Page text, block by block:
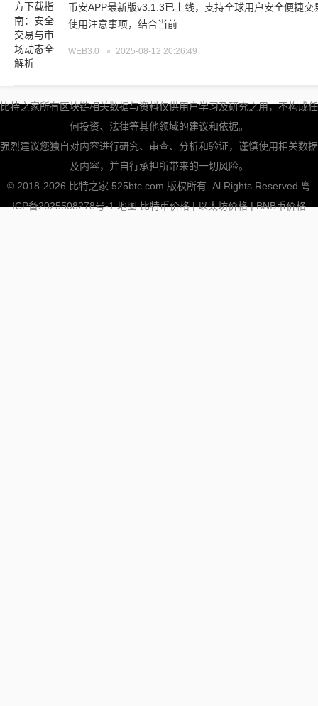
币安APP最新版v3.1.3已上线，支持全球用户安全便捷
使用注意事项，结合当前
WEB3.0 2025-08-12 20:26:49
比特之家所有区块链相关数据与资料仅供用户学习及研究之用，不构成任
何投资、法律等其他领域的建议和依据。
强烈建议您独自对内容进行研究、审查、分析和验证，谨慎使用相关数据
及内容，并自行承担所带来的一切风险。
© 2018-2026 比特之家 525btc.com 版权所有. Al Rights Reserved 粤
ICP备2025508278号-1 地图 比特币价格|以太坊价格|BNB币价格